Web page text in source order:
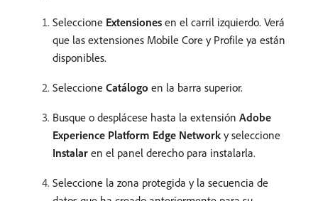
Seleccione Extensiones en el carril izquierdo. Verá
que las extensiones Mobile Core y Profile ya están
disponibles.
Seleccione Catálogo en la barra superior.
Busque o desplácese hasta la extensión Adobe
Experience Platform Edge Network y seleccione
Instalar en el panel derecho para instalarla.
Seleccione la zona protegida y la secuencia de